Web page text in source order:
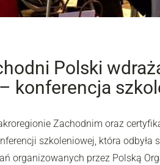
Polski
konferencja
Zachodnim oraz
szkoleniowej, która odbyła
organizowanych przez Polską